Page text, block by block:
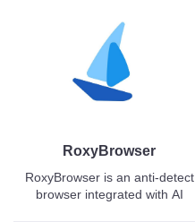
RoxyBrowser
RoxyBrowser is an anti-detect
browser integrated with AI